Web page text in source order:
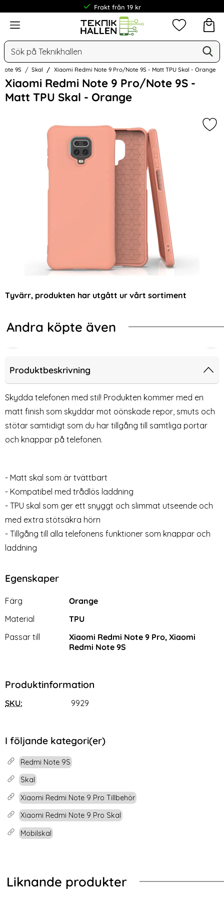
Frakt från 19 kr
Meny
Sök
Mina
9S Skal Xiaomi Redmi Note 9 Pro/Note 9S - Matt TPU Skal - Orange
Xiaomi Redmi Note 9 Pro/Note 9S -
Matt TPU Skal - Orange
Hoppa
över
Bilder
Tyvärr, produkten har utgått ur vårt sortiment
Andra köpte även
Skal
- Premium
17 MagSafe Skal Transparent - Premium
iPhone 17 Transparent TPU
Art. nr 241712
rea pris
49 kr tidigare pris
149 kr
Tillgänglighet:
Köp
iPhone 17 Transparent TPU Skal
iPhone 17 Transparent TPU Skal
Genomskinligt mobilskal
Art. nr 241611
Tillgänglighet:
Produktbeskrivning
Skydda telefonen med stil! Produkten kommer med en
matt finish som skyddar mot oönskade repor, smuts och
stötar samtidigt som du har tillgång till samtliga portar
och knappar på telefonen.
- Matt skal som är tvättbart
- Kompatibel med trådlös laddning
- TPU skal som ger ett snyggt och slimmat utseende och
med extra stötsäkra hörn
- Tillgång till alla telefonens funktioner som knappar och
laddning
Egenskaper
Egenskaper/attribut för denna produkt
Attribut
Färg
Orange
Material
TPU
Passar till
Xiaomi Redmi Note 9 Pro, Xiaomi
Redmi Note 9S
Produktinformation
SKU: 9929
I följande kategori(er)
Redmi Note 9S
Skal
Xiaomi Redmi Note 9 Pro Tillbehör
Xiaomi Redmi Note 9 Pro Skal
Mobilskal
Liknande produkter